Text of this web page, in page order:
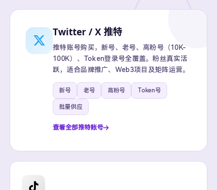
Twitter / X 推特
推特账号购买，新号、老号、高粉号（10K-
100K）、Token登录号全覆盖。粉丝真实活
跃，适合品牌推广、Web3项目及矩阵运营。
新号 老号 高粉号 Token号
批量供应
查看全部推特账号